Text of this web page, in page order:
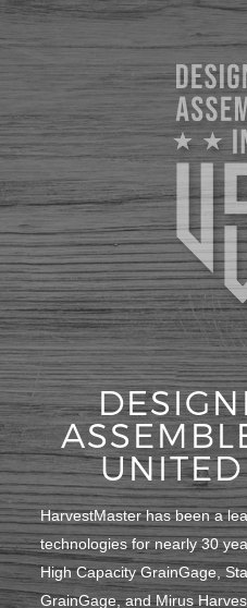
UNITED
HarvestMaster has been a
technologies for nearly 30
High Capacity GrainGage,
GrainGage, and Mirus